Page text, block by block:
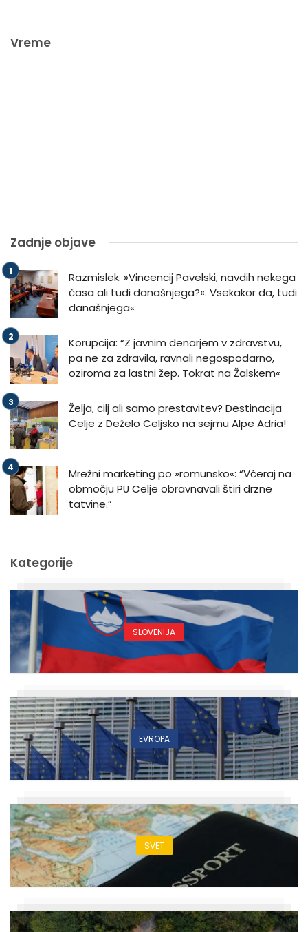
Vreme
Zadnje objave
Razmislek: »Vincencij Pavelski, navdih nekega
časa ali tudi današnjega?«. Vsekakor da, tudi
današnjega«
Korupcija: “Z javnim denarjem v zdravstvu,
pa ne za zdravila, ravnali negospodarno,
oziroma za lastni žep. Tokrat na Žalskem«
Želja, cilj ali samo prestavitev? Destinacija
Celje z Deželo Celjsko na sejmu Alpe Adria!
Mrežni marketing po »romunsko«: “Včeraj na
območju PU Celje obravnavali štiri drzne
tatvine.”
Kategorije
SLOVENIJA
EVROPA
SVET